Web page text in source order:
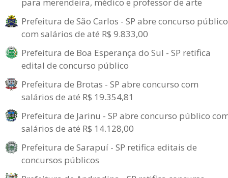
Prefeitura de São Carlos - SP abre concurso público
com salários de até R$ 9.833,00
Prefeitura de Boa Esperança do Sul - SP retifica
edital de concurso público
Prefeitura de Brotas - SP abre concurso com
salários de até R$ 19.354,81
Prefeitura de Jarinu - SP abre concurso público
salários de até R$ 14.128,00
Prefeitura de Sarapuí - SP retifica editais de
concursos públicos